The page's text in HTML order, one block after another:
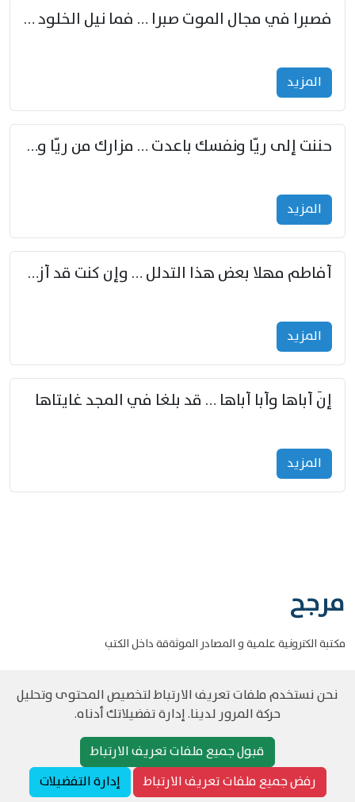
فصبرا في مجال الموت صبرا … فما نيل الخلود بمستطاع
المزید
حننت إلى ريّا ونفسك باعدت … مزارك من ريّا وشعباكما معا
المزید
أفاطم مهلا بعض هذا التدلل … وإن كنت قد أزمعت صرمي فأجملي
المزید
إنّ أباها وأبا أباها … قد بلغا في المجد غايتاها
المزید
مرجح
مكتبة الكترونية علمية و المصادر الموثةقة داخل الكتب
حقوق الطبع والنشر مرجح جميع الحقوق محفوظةسياسة و الخصوصية
نحن نستخدم ملفات تعريف الارتباط لتخصيص المحتوى وتحليل
حركة المرور لدينا. إدارة تفضيلاتك أدناه.
قبول جميع ملفات تعريف الارتباط
رفض جميع ملفات تعريف الارتباط
إدارة التفضيلات